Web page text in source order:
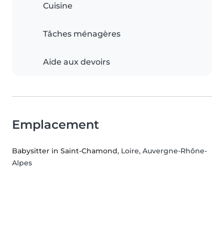
Cuisine
Tâches ménagères
Aide aux devoirs
Emplacement
Babysitter in Saint-Chamond, Loire, Auvergne-Rhône-
Alpes